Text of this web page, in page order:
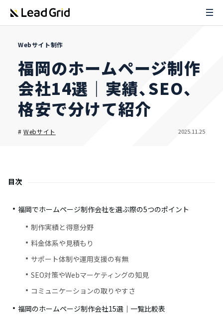
Webサイト制作
福岡のホームページ制作
会社14選｜実績、SEO、
格安で分けて紹介
#Webサイト 2025.11.25
目次
福岡でホームページ制作会社を選ぶ際の5つのポイント
制作実績と得意分野
料金体系や見積もり
サポート体制や運用支援の有無
SEO対策やWebマーケティングの知見
コミュニケーションの取りやすさ
福岡のホームページ制作会社15選｜一覧比較表